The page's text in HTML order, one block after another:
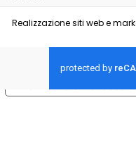
Realizzazione siti web e
Le tue